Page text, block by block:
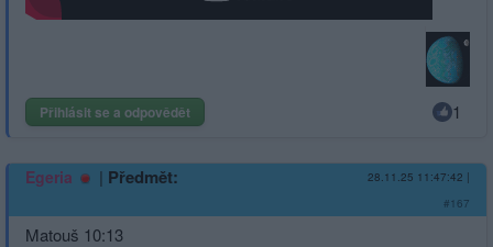
Přihlásit se a odpovědět 1
Egeria | Předmět: 28.11.25 11:47:42 |
#167
Matouš 10:13